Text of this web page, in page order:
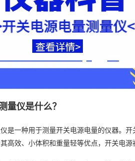
量仪是什么？
是一种用于测量开关电源电量的仪器。
高效、小体积和重量轻等优点，开关电